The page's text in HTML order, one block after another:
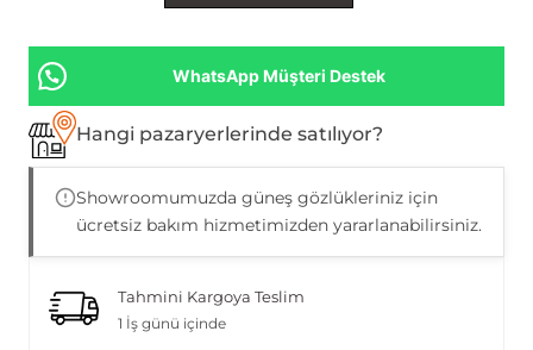
WhatsApp Müşteri Destek
Hangi pazaryerlerinde satılıyor?
Showroomumuzda güneş gözlükleriniz için
ücretsiz bakım hizmetimizden yararlanabilirsiniz.
Tahmini Kargoya Teslim
1 İş günü içinde